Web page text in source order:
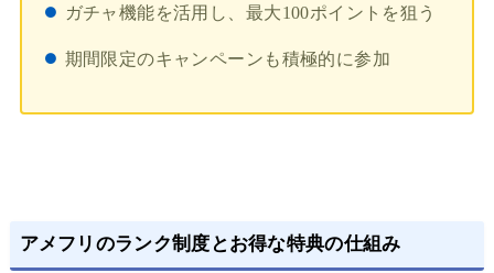
ガチャ機能を活用し、最大100ポイントを狙う
期間限定のキャンペーンも積極的に参加
アメフリのランク制度とお得な特典の仕組み